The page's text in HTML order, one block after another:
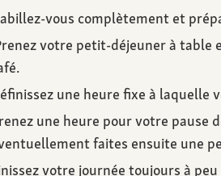
vous complètement et
votre petit-déjeuner à table
une heure fixe à laquelle
une heure pour votre pause
faites ensuite une
votre journée toujours à